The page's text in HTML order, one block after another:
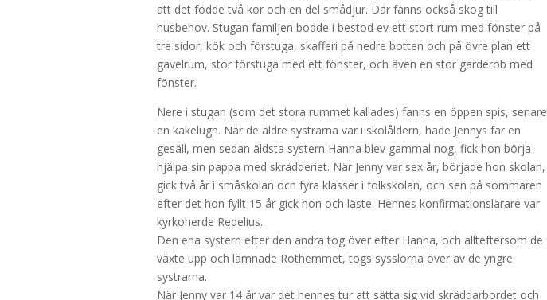
att det födde två kor och en del smådjur. Där fanns också skog till
husbehov. Stugan familjen bodde i bestod ev ett stort rum med fönster på
tre sidor, kök och förstuga, skafferi på nedre botten och på övre plan ett
gavelrum, stor förstuga med ett fönster, och även en stor garderob med
fönster.
Nere i stugan (som det stora rummet kallades) fanns en öppen spis, senare
en kakelugn. När de äldre systrarna var i skolåldern, hade Jennys far en
gesäll, men sedan äldsta systern Hanna blev gammal nog, fick hon börja
hjälpa sin pappa med skrädderiet. När Jenny var sex år, började hon skolan,
gick två år i småskolan och fyra klasser i folkskolan, och sen på sommaren
efter det hon fyllt 15 år gick hon och läste. Hennes konfirmationslärare var
kyrkoherde Redelius.
Den ena systern efter den andra tog över efter Hanna, och allteftersom de
växte upp och lämnade Rothemmet, togs sysslorna över av de yngre
systrarna.
När Jenny var 14 år var det hennes tur att sätta sig vid skräddarbordet och